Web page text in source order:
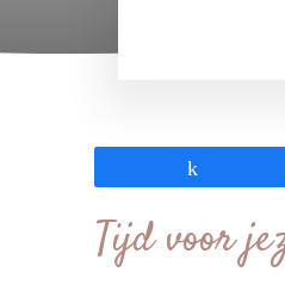
Tijd voor